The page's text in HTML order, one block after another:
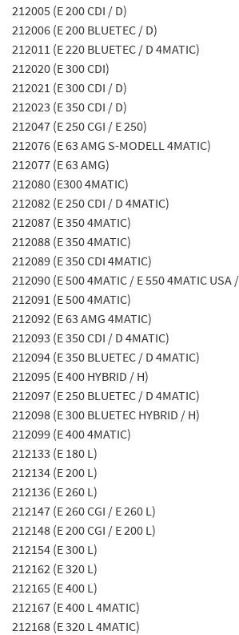
212005 (E 200 CDI / D)
212006 (E 200 BLUETEC / D)
212011 (E 220 BLUETEC / D 4MATIC)
212020 (E 300 CDI)
212021 (E 300 CDI / D)
212023 (E 350 CDI / D)
212047 (E 250 CGI / E 250)
212076 (E 63 AMG S-MODELL 4MATIC)
212077 (E 63 AMG)
212080 (E300 4MATIC)
212082 (E 250 CDI / D 4MATIC)
212087 (E 350 4MATIC)
212088 (E 350 4MATIC)
212089 (E 350 CDI 4MATIC)
212090 (E 500 4MATIC / E 550 4MATIC USA
212091 (E 500 4MATIC)
212092 (E 63 AMG 4MATIC)
212093 (E 350 CDI / D 4MATIC)
212094 (E 350 BLUETEC / D 4MATIC)
212095 (E 400 HYBRID / H)
212097 (E 250 BLUETEC / D 4MATIC)
212098 (E 300 BLUETEC HYBRID / H)
212099 (E 400 4MATIC)
212133 (E 180 L)
212134 (E 200 L)
212136 (E 260 L)
212147 (E 260 CGI / E 260 L)
212148 (E 200 CGI / E 200 L)
212154 (E 300 L)
212162 (E 320 L)
212165 (E 400 L)
212167 (E 400 L 4MATIC)
212168 (E 320 L 4MATIC)